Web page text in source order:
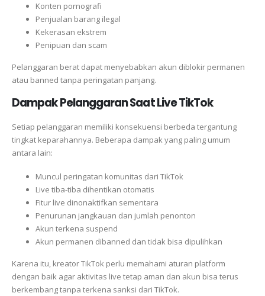
Konten pornografi
Penjualan barang ilegal
Kekerasan ekstrem
Penipuan dan scam
Pelanggaran berat dapat menyebabkan akun diblokir permanen
atau banned tanpa peringatan panjang.
Dampak Pelanggaran Saat Live TikTok
Setiap pelanggaran memiliki konsekuensi berbeda tergantung
tingkat keparahannya. Beberapa dampak yang paling umum
antara lain:
Muncul peringatan komunitas dari TikTok
Live tiba-tiba dihentikan otomatis
Fitur live dinonaktifkan sementara
Penurunan jangkauan dan jumlah penonton
Akun terkena suspend
Akun permanen dibanned dan tidak bisa dipulihkan
Karena itu, kreator TikTok perlu memahami aturan platform
dengan baik agar aktivitas live tetap aman dan akun bisa terus
berkembang tanpa terkena sanksi dari TikTok.